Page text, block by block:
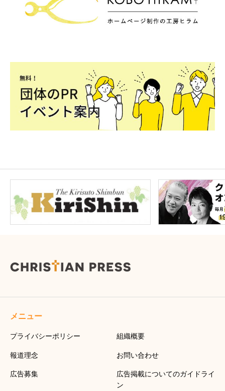
メニュー
プライバシーポリシー 組織概要
報道理念 お問い合わせ
広告募集
広告掲載についてのガイドライ
ン